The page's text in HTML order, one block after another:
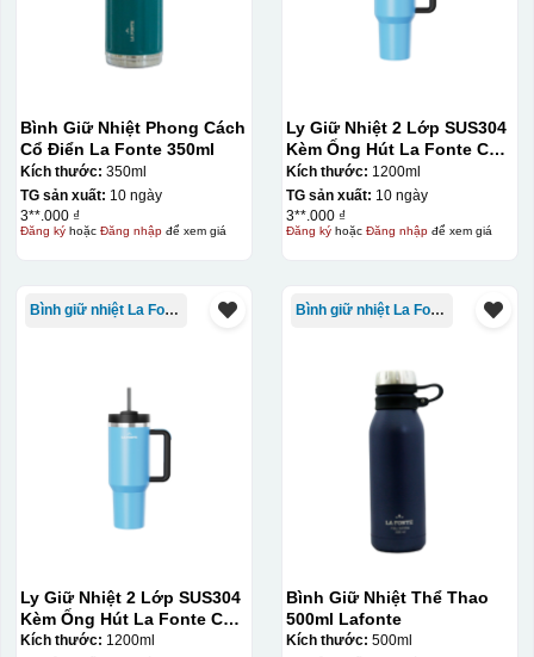
Bình Giữ Nhiệt Phong Cách
Cổ Điển La Fonte 350ml
Kích thước: 350ml
TG sản xuất: 10 ngày
3**.000 ₫
Đăng kýhoặc Đăng nhậpđể xem giá
Ly Giữ Nhiệt 2 Lớp SUS304
Kèm Ống Hút La Fonte Có
Tay Cầm 1200ml
Kích thước: 1200ml
TG sản xuất: 10 ngày
3**.000 ₫
Đăng kýhoặc Đăng nhậpđể xem giá
Bình giữ nhiệt La Fonte
Ly Giữ Nhiệt 2 Lớp SUS304
Kèm Ống Hút La Fonte Có
Tay Cầm 1200ml
Kích thước: 1200ml
Bình giữ nhiệt La Fonte
Bình Giữ Nhiệt Thể Thao
500ml Lafonte
Kích thước: 500ml